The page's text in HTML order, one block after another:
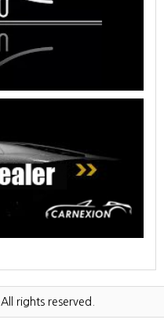
All rights reserved.